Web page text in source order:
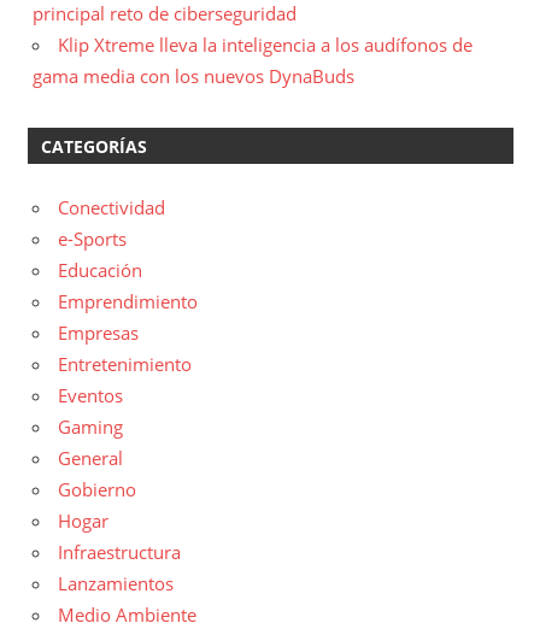
principal reto de ciberseguridad
Klip Xtreme lleva la inteligencia a los audífonos de
gama media con los nuevos DynaBuds
CATEGORÍAS
Conectividad
e-Sports
Educación
Emprendimiento
Empresas
Entretenimiento
Eventos
Gaming
General
Gobierno
Hogar
Infraestructura
Lanzamientos
Medio Ambiente